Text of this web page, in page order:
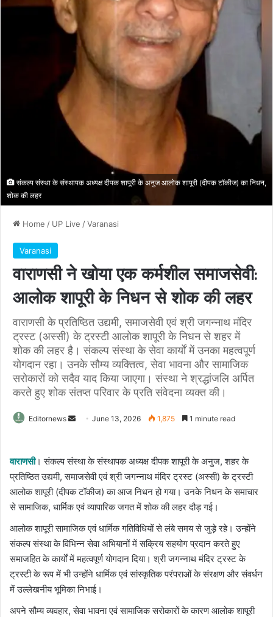
संकल्प संस्था के संस्थापक अध्यक्ष दीपक शापूरी के अनुज आलोक शापूरी (दीपक टॉकीज) का निधन,
शोक की लहर
Home / UP Live /Varanasi
Varanasi
वाराणसी ने खोया एक कर्मशील समाजसेवी:
आलोक शापूरी के निधन से शोक की लहर
वाराणसी के प्रतिष्ठित उद्यमी, समाजसेवी एवं श्री जगन्नाथ मंदिर
ट्रस्ट (अस्सी) के ट्रस्टी आलोक शापूरी के निधन से शहर में
शोक की लहर है। संकल्प संस्था के सेवा कार्यों में उनका महत्वपूर्ण
योगदान रहा। उनके सौम्य व्यक्तित्व, सेवा भावना और सामाजिक
सरोकारों को सदैव याद किया जाएगा। संस्था ने श्रद्धांजलि अर्पित
करते हुए शोक संतप्त परिवार के प्रति संवेदना व्यक्त की।
Editornews
Send June 13, 2026 1,875 1 minute read
वाराणसी। संकल्प संस्था के संस्थापक अध्यक्ष दीपक शापूरी के अनुज, शहर के
प्रतिष्ठित उद्यमी, समाजसेवी एवं श्री जगन्नाथ मंदिर ट्रस्ट (अस्सी) के ट्रस्टी
आलोक शापूरी (दीपक टॉकीज) का आज निधन हो गया। उनके निधन के समाचार
से सामाजिक, धार्मिक एवं व्यापारिक जगत में शोक की लहर दौड़ गई।
आलोक शापूरी सामाजिक एवं धार्मिक गतिविधियों से लंबे समय से जुड़े रहे। उन्होंने
संकल्प संस्था के विभिन्न सेवा अभियानों में सक्रिय सहयोग प्रदान करते हुए
समाजहित के कार्यों में महत्वपूर्ण योगदान दिया। श्री जगन्नाथ मंदिर ट्रस्ट के
ट्रस्टी के रूप में भी उन्होंने धार्मिक एवं सांस्कृतिक परंपराओं के संरक्षण और संवर्धन
में उल्लेखनीय भूमिका निभाई।
अपने सौम्य व्यवहार, सेवा भावना एवं सामाजिक सरोकारों के कारण आलोक शापूरी